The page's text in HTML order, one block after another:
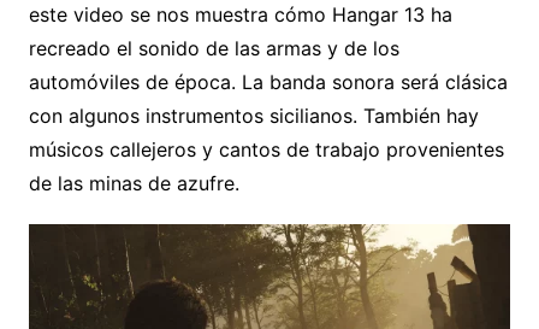
este video se nos muestra cómo Hangar 13 ha
recreado el sonido de las armas y de los
automóviles de época. La banda sonora será clásica
con algunos instrumentos sicilianos. También hay
músicos callejeros y cantos de trabajo provenientes
de las minas de azufre.